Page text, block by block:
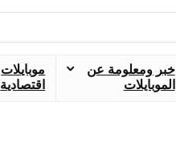
خبر ومعلومة عن
الموبايلات
موبايلات
اقتصادية